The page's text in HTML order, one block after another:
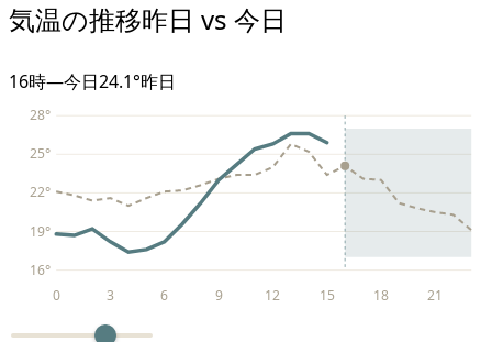
気温の推移昨日 vs 今日
16時—今日24.1°昨日
16°
19°
22°
25°
28°
0 3 6 9 12 15 18 21